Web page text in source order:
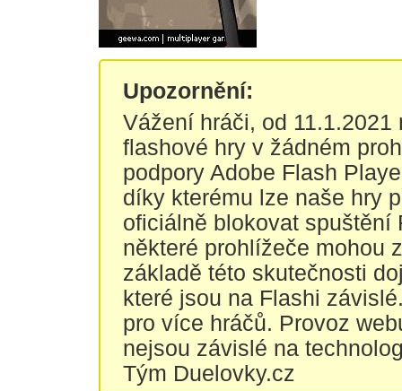
Upozornění:
Vážení hráči, od
flashové hry v žádném
podpory Adobe Flash
díky kterému lze naše hry
oficiálně blokovat spuštění
některé prohlížeče mohou
základě této skutečnosti
které jsou na Flashi
pro více hráčů. Provoz
nejsou závislé na
Tým Duelovky.cz